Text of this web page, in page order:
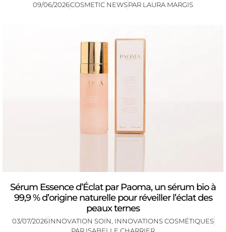
09/06/2026COSMETIC NEWSPAR LAURA MARGIS
Sérum Essence d’Éclat par Paoma, un sérum bio à
99,9 % d’origine naturelle pour réveiller l’éclat des
peaux ternes
03/07/2026INNOVATION SOIN, INNOVATIONS COSMÉTIQUES